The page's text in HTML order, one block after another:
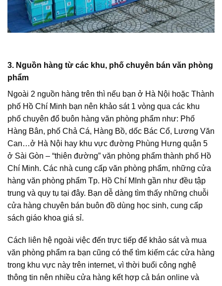
3. Nguồn hàng từ các khu, phố chuyên bán văn phòng
phẩm
Ngoài 2 nguồn hàng trên thì nếu bạn ở Hà Nội hoặc Thành
phố Hồ Chí Minh bạn nên khảo sát 1 vòng qua các khu
phố chuyên đổ buôn hàng văn phòng phẩm như: Phố
Hàng Bân, phố Chả Cá, Hàng Bồ, dốc Bác Cổ, Lương Văn
Can…ở Hà Nội hay khu vực đường Phùng Hưng quận 5
ở Sài Gòn – “thiên đường” văn phòng phẩm thành phố Hồ
Chí Minh. Các nhà cung cấp văn phòng phẩm, những cửa
hàng văn phòng phẩm Tp. Hồ Chí MInh gần như đều tập
trung và quy tụ tại đây. Bạn dễ dàng tìm thấy những chuỗi
cửa hàng chuyên bán buôn đồ dùng học sinh, cung cấp
sách giáo khoa giá sỉ.
Cách liên hệ ngoài việc đến trực tiếp để khảo sát và mua
văn phòng phẩm ra bạn cũng có thể tìm kiếm các cửa hàng
trong khu vực này trên internet, vì thời buổi công nghệ
thông tin nên nhiều cửa hàng kết hợp cả bán online và